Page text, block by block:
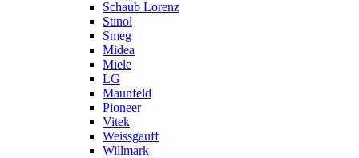
Schaub Lorenz
Stinol
Smeg
Midea
Miele
LG
Maunfeld
Pioneer
Vitek
Weissgauff
Willmark